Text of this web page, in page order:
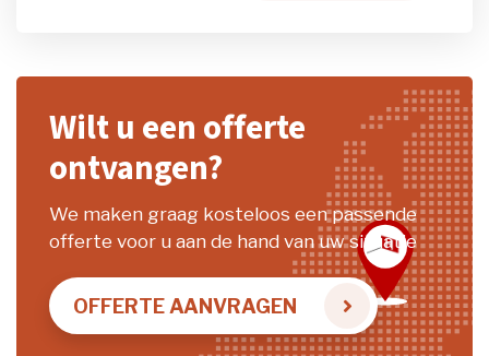
Wilt u een offerte
ontvangen?
We maken graag kosteloos een passende
offerte voor u aan de hand van uw situatie
OFFERTE AANVRAGEN